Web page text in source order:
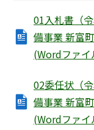
01入札書（
備事業 新富
(Wordファイ
02委任状（
備事業 新富
(Wordファイ